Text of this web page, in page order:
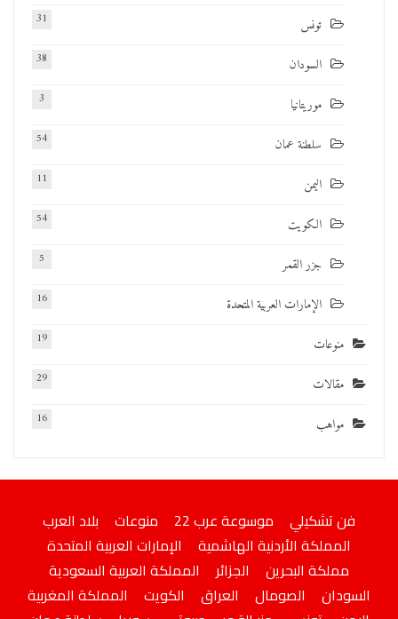
تونس 31
السودان 38
موريتانيا 3
سلطنة عمان 54
اليمن 11
الكويت 54
جزر القمر 5
الإمارات العربية المتحدة 16
منوعات 19
مقالات 29
مواهب 16
فن تشكيلي موسوعة عرب 22 منوعات
بلاد العرب
المملكة الأردنية الهاشمية
الإمارات العربية المتحدة
مملكة البحرين
الجزائر
المملكة العربية السعودية
السودان
الصومال العراق الكويت
المملكة المغربية